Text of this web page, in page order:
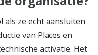
als ze echt aansluiten
van Places en
activatie. Het